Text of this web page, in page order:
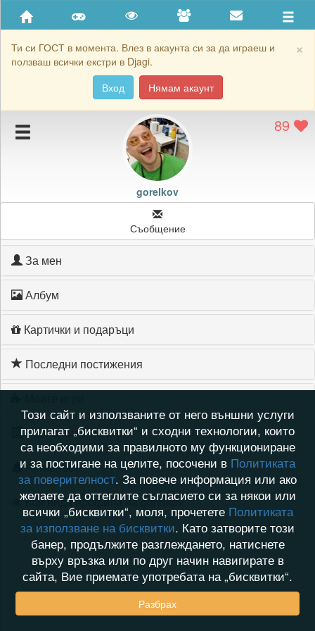
×
Ти си ГОСТ в момента. Влез в акаунта си за да играеш и
ползваш всички екстри в Djagi.
Вход
Нямам акаунт
Приятели
Хронология на игри
Подаръците на gorelkov
Картичките на gorelkov
89
gorelkov
Съобщение
За мен
Албум
Картички и подаръци
Последни постижения
Хронология на игри
Активност
Кой видя профила на gorelkov
Този сайт и използваните от него външни услуги
прилагат „бисквитки“ и сходни технологии, които
са необходими за правилното му функциониране
и за постигане на целите, посочени в Политиката
за поверителност. За повече информация или ако
желаете да оттеглите съгласието си за някои или
всички „бисквитки“, моля, прочетете Политиката
за използване на бисквитки. Като затворите този
банер, продължите разглеждането, натиснете
върху връзка или по друг начин навигирате в
сайта, Вие приемате употребата на „бисквитки“.
Разбрах